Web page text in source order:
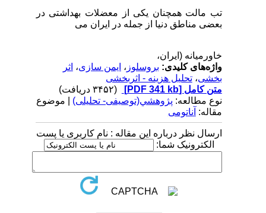
تب مالت همچنان یکی از معضلات بهداشتی در
بعضی مناطق دنیا از جمله در ایران می­
خاورمیانه (ایران،
واژه‌های کلیدی:بروسلوز، ایمن سازی،اثر
بخشی،تحلیل هزینه - اثربخشی
متن کامل[PDF 341 kb]
نوع مطالعه:پژوهشي(توصیفی- تحلیلی) | موضوع
مقاله:آناتومی
ارسال نظر درباره این مقاله : نام کاربری یا پست
الکترونیک شما: